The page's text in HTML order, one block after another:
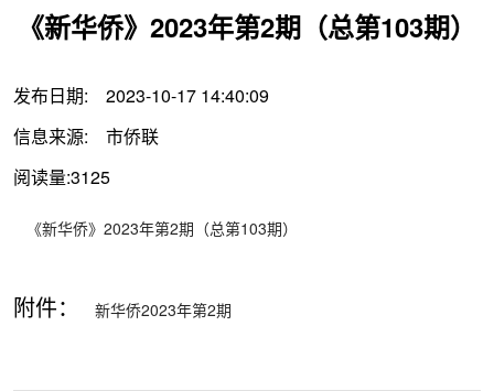
《新华侨》2023年第2期（总第103期）
发布日期:
2023-10-17 14:40:09
信息来源:
市侨联
阅读量:3125
《新华侨》2023年第2期（总第103期）
附件： 新华侨2023年第2期